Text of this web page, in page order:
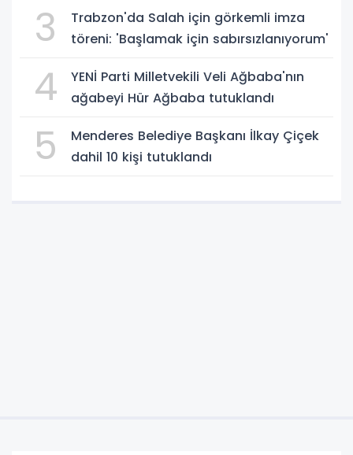
3
Trabzon'da Salah için görkemli imza
töreni: 'Başlamak için sabırsızlanıyorum'
4
YENİ Parti Milletvekili Veli Ağbaba'nın
ağabeyi Hür Ağbaba tutuklandı
5
Menderes Belediye Başkanı İlkay Çiçek
dahil 10 kişi tutuklandı